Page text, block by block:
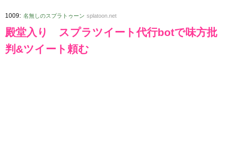
1009: 名無しのスプラトゥーン splatoon.net
殿堂入り スプラツイート代行botで味方批
判&ツイート頼む